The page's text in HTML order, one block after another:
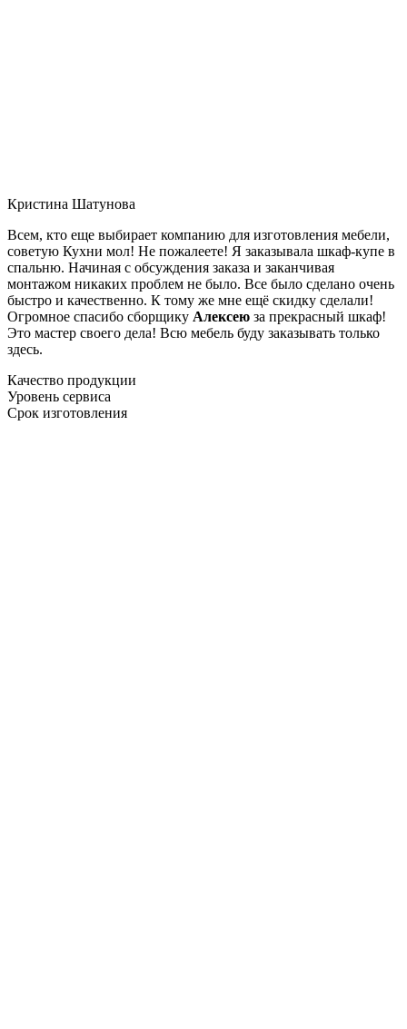
Кристина Шатунова
Всем, кто еще выбирает компанию для изготовления мебели,
советую Кухни мол! Не пожалеете! Я заказывала шкаф-купе в
спальню. Начиная с обсуждения заказа и заканчивая
монтажом никаких проблем не было. Все было сделано очень
быстро и качественно. К тому же мне ещё скидку сделали!
Огромное спасибо сборщику Алексею за прекрасный шкаф!
Это мастер своего дела! Всю мебель буду заказывать только
здесь.
Качество продукции
Уровень сервиса
Срок изготовления